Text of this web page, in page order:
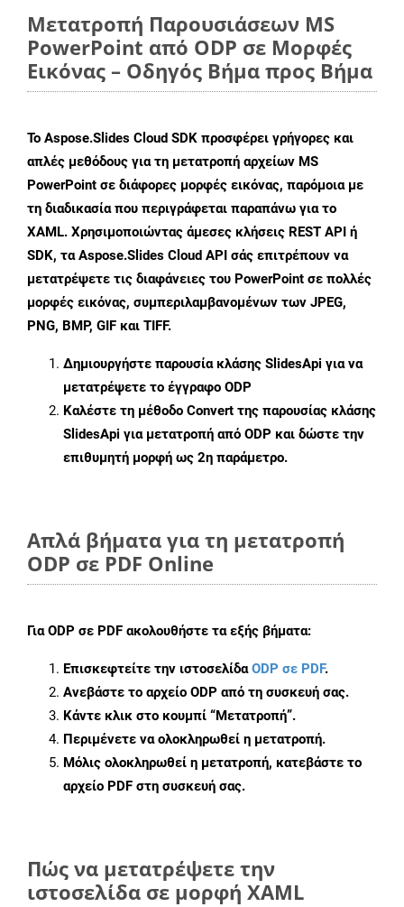
Μετατροπή Παρουσιάσεων MS
PowerPoint από ODP σε Μορφές
Εικόνας – Οδηγός Βήμα προς Βήμα
Το Aspose.Slides Cloud SDK προσφέρει γρήγορες και
απλές μεθόδους για τη μετατροπή αρχείων MS
PowerPoint σε διάφορες μορφές εικόνας, παρόμοια με
τη διαδικασία που περιγράφεται παραπάνω για το
XAML. Χρησιμοποιώντας άμεσες κλήσεις REST API ή
SDK, τα Aspose.Slides Cloud API σάς επιτρέπουν να
μετατρέψετε τις διαφάνειες του PowerPoint σε πολλές
μορφές εικόνας, συμπεριλαμβανομένων των JPEG,
PNG, BMP, GIF και TIFF.
Δημιουργήστε παρουσία κλάσης SlidesApi για να
μετατρέψετε το έγγραφο ODP
Καλέστε τη μέθοδο Convert της παρουσίας κλάσης
SlidesApi για μετατροπή από ODP και δώστε την
επιθυμητή μορφή ως 2η παράμετρο.
Απλά βήματα για τη μετατροπή
ODP σε PDF Online
ΓιαODP σε PDF ακολουθήστε τα εξής βήματα:
Επισκεφτείτε την ιστοσελίδαODP σε PDF.
Ανεβάστε το αρχείο ODP από τη συσκευή σας.
Κάντε κλικ στο κουμπί “Μετατροπή”.
Περιμένετε να ολοκληρωθεί η μετατροπή.
Μόλις ολοκληρωθεί η μετατροπή, κατεβάστε το
αρχείο PDF στη συσκευή σας.
Πώς να μετατρέψετε την
ιστοσελίδα σε μορφή XAML